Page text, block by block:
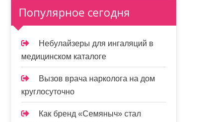
Популярное сегодня
Небулайзеры для ингаляций в
медицинском каталоге
Вызов врача нарколога на дом
круглосуточно
Как бренд «Семяныч» стал